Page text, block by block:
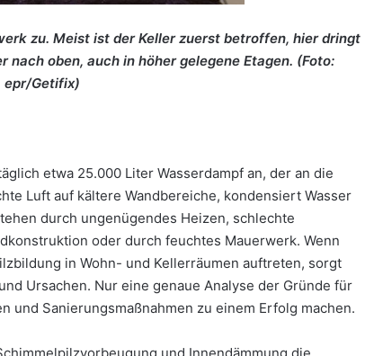
zu. Meist ist der Keller zuerst betroffen, hier dringt
nach oben, auch in höher gelegene Etagen. (Foto:
epr/Getifix)
etwa 25.000 Liter Wasserdampf an, der an die
Luft auf kältere Wandbereiche, kondensiert Wasser
durch ungenügendes Heizen, schlechte
oder durch feuchtes Mauerwerk. Wenn
in Wohn- und Kellerräumen auftreten, sorgt
Ursachen. Nur eine genaue Analyse der Gründe für
und Sanierungsmaßnahmen zu einem Erfolg machen.